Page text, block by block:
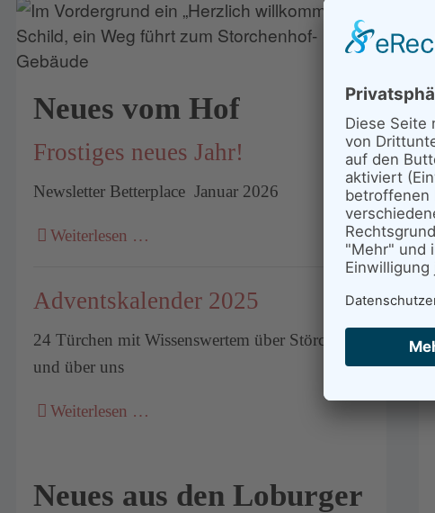
Neues vom Hof
Frostiges neues Jahr!
Newsletter Betterplace Januar 2026
Weiterlesen …
Adventskalender 2025
24 Türchen mit Wissenswertem über Störche
und über uns
Weiterlesen …
Neues aus den Loburger